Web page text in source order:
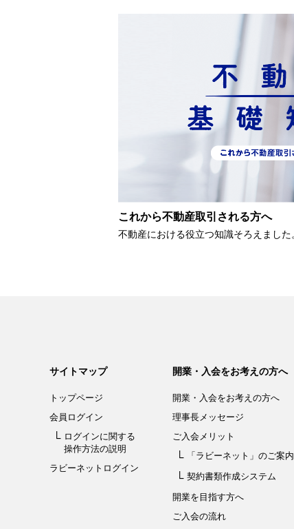
これから不動産取引される方へ
不動産における役立つ知識そろえました
サイトマップ
トップページ
会員ログイン
ログインに関する
操作方法の説明
ラビーネットログイン
開業・入会をお考えの方へ
開業・入会をお考えの方へ
理事長メッセージ
ご入会メリット
「ラビーネット」のご案内
契約書類作成システム
開業を目指す方へ
ご入会の流れ